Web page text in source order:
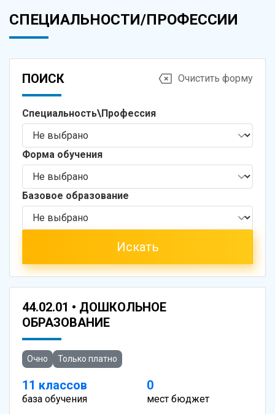
СПЕЦИАЛЬНОСТИ/ПРОФЕССИИ
ПОИСК Очистить форму
Специальность\Профессия
Форма обучения
Базовое образование
Искать
44.02.01 • ДОШКОЛЬНОЕ
ОБРАЗОВАНИЕ
Очно Только платно
11 классов
база обучения
0
мест бюджет